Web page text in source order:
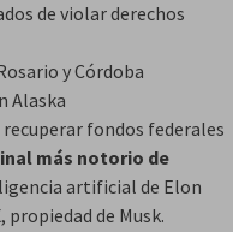
de violar derechos
y Córdoba
Alaska
recuperar fondos federales
más notorio de
artificial de Elon
propiedad de Musk.